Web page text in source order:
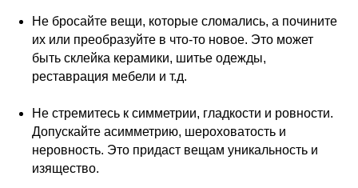
Не бросайте вещи, которые сломались, а почините
их или преобразуйте в что-то новое. Это может
быть склейка керамики, шитье одежды,
реставрация мебели и т.д.
Не стремитесь к симметрии, гладкости и ровности.
Допускайте асимметрию, шероховатость и
неровность. Это придаст вещам уникальность и
изящество.